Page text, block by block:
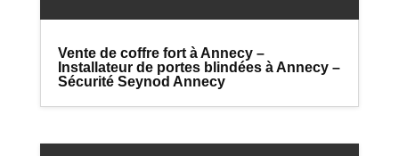
Vente de coffre fort à Annecy –
Installateur de portes blindées à Annecy –
Sécurité Seynod Annecy